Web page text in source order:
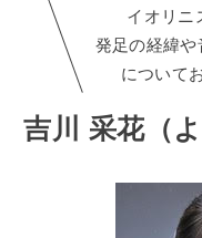
イオリニ
発足の経緯
について
吉川 采花（